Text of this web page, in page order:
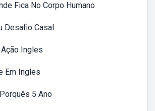
Fica No Corpo Humano
Desafio Casal
Ingles
Em Ingles
5 Ano